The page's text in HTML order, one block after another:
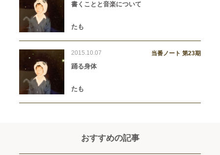
書くことと音楽について
たも
2015.10.07 当番ノート 第23期
踊る身体
たも
おすすめの記事